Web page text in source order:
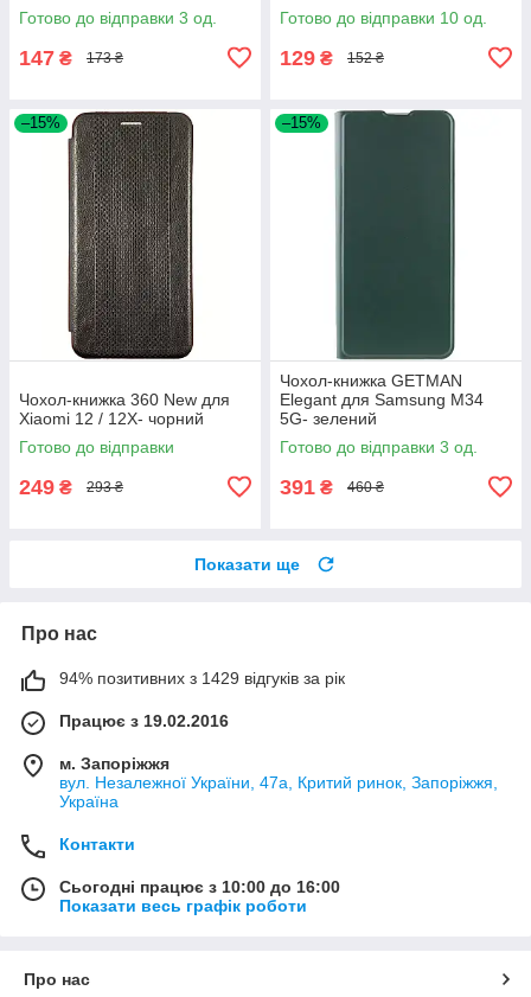
Готово до відправки 3 од.
147 ₴ 173 ₴
Готово до відправки 10 од.
129 ₴ 152 ₴
–15%
Чохол-книжка 360 New для
Xiaomi 12 / 12X- чорний
Готово до відправки
249 ₴ 293 ₴
–15%
Чохол-книжка GETMAN
Elegant для Samsung M34
5G- зелений
Готово до відправки 3 од.
391 ₴ 460 ₴
Показати ще
Про нас
94% позитивних з 1429 відгуків за рік
Працює з 19.02.2016
м. Запоріжжя
вул. Незалежної України, 47а, Критий ринок, Запоріжжя,
Україна
Контакти
Сьогодні працює з 10:00 до 16:00
Показати весь графік роботи
Про нас